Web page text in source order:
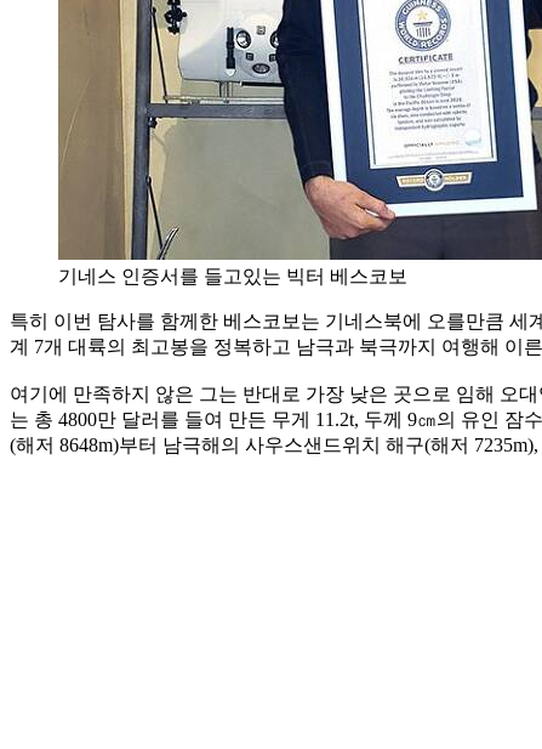
기네스 인증서를 들고있는 빅터 베스코보
특히 이번 탐사를 함께한 베스코보는 기네스북에 오를만큼
계 7개 대륙의 최고봉을 정복하고 남극과 북극까지 여행해 이
여기에 만족하지 않은 그는 반대로 가장 낮은 곳으로 임해 오
는 총 4800만 달러를 들여 만든 무게 11.2t, 두께 9㎝의 유인
(해저 8648m)부터 남극해의 사우스샌드위치 해구(해저